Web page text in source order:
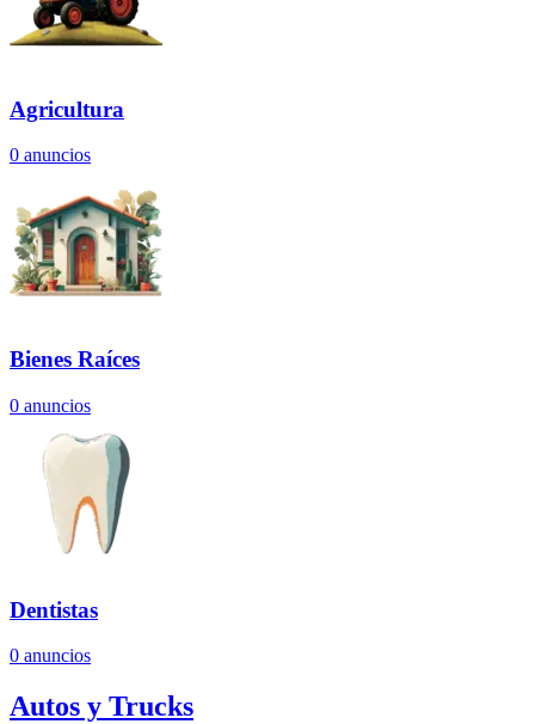
Agricultura
0 anuncios
Bienes Raíces
0 anuncios
Dentistas
0 anuncios
Autos y Trucks